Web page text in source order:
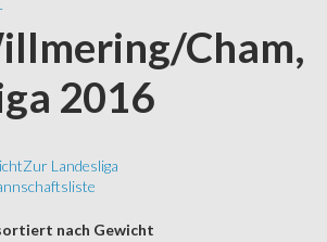
Cham,
2016
Zur Landesliga
nach Gewicht